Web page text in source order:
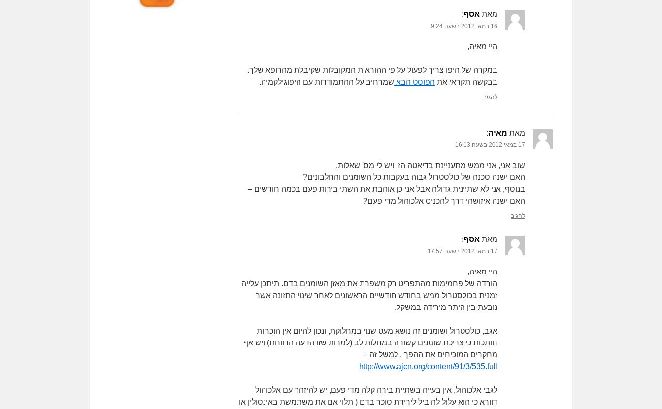
מאת אסף‏:
16 במאי 2012 בשעה 9:24
היי מאיה,
במקרה של היפו צריך לפעול על פי ההוראות המקובלות שקיבלת מהרופא שלך.
בבקשה תקראי את הפוסט הבא שמרחיב על ההתמודדות עם היפוגילקמיה.
להגיב
מאת מאיה‏:
17 במאי 2012 בשעה 16:13
שוב אני, אני ממש מתעניינת בדיאטה הזו ויש לי מס' שאלות.
האם ישנה סכנה של כולסטרול גבוה בעקבות כל השומנים והחלבונים?
בנוסף, אני לא שתיינית גדולה אבל אני כן אוהבת את השתי בירות פעם בכמה חודשים –
האם ישנה איזושהי דרך להכניס אלכוהול מדי פעם?
להגיב
מאת אסף‏:
17 במאי 2012 בשעה 17:57
היי מאיה,
הורדה של פחמימות מהתפריט רק משפרת את מאזן השומנים בדם. תיתכן עלייה
זמנית בכולסטרול ממש בחודש חודשיים הראשונים לאחר שינוי התזונה אשר
נובעת בין היתר מירידה במשקל.
אגב, כולסטרול ושומנים זה נושא מעט שנוי במחלוקת, ונכון להיום אין הוכחות
חותכות כי צריכת שומנים קשורה במחלות לב (למרות שזו הדעה הרווחת) ויש אף
מחקרים המוכיחים את ההפך , למשל זה –
http://www.ajcn.org/content/91/3/535.full
לגבי אלכוהול, אין בעייה בשתיית בירה קלה מדי פעם, יש להיזהר עם אלכוהול
דוורא כי הוא עלול להוביל לירידת סוכר בדם ( תלוי אם את משתמשת באינסולין או